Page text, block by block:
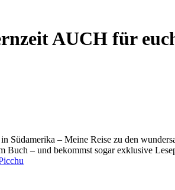
AUCH für
Südamerika – Meine Reise zu den
– und bekommst sogar exklusive